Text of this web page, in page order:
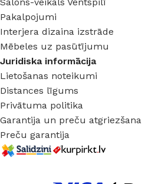
Pakalpojumi
Interjera dizaina izstrāde
Mēbeles uz pasūtījumu
Juridiska informācija
Lietošanas noteikumi
Distances līgums
Privātuma politika
Garantija un preču atgriezšana
Preču garantija